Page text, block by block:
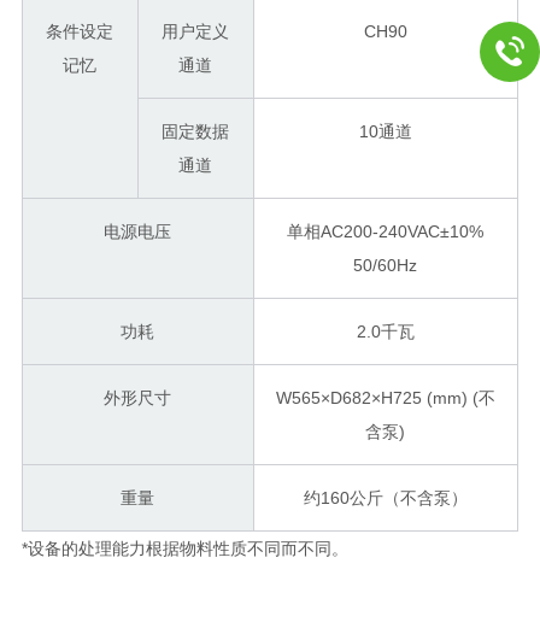
条件设定
记忆
用户定义
通道
CH90
固定数据
通道
10通道
电源电压
单相AC200-240VAC±10%
50/60Hz
功耗 2.0千瓦
外形尺寸
W565×D682×H725 (mm) (不
含泵)
重量 约160公斤（不含泵）
*设备的处理能力根据物料性质不同而不同。